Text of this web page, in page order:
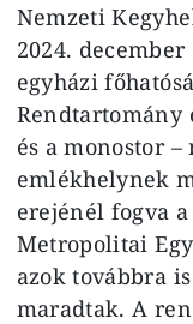
Nemzeti
2024.
egyházi
Rendtartomány
és a monostor
emlékhelynek
erejénél fogva
Metropolitai
azok továbbra
maradtak. A